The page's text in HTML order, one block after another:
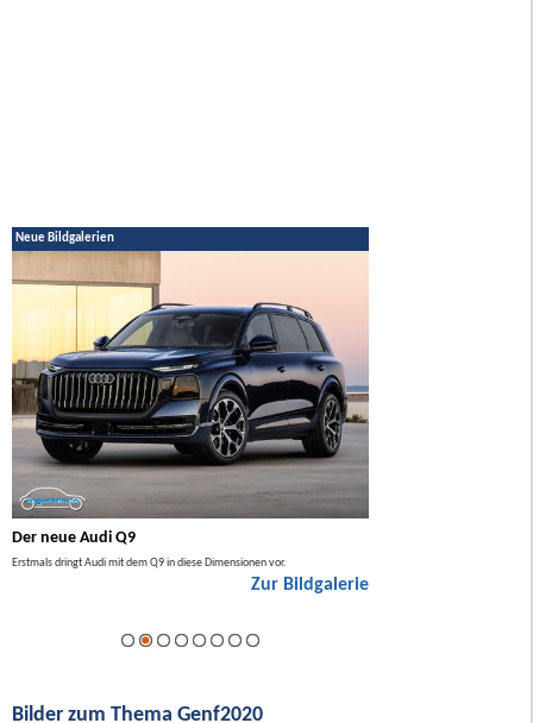
Neue Bildgalerien
Der neue Audi Q9
Erstmals dringt Audi mit dem Q9 in diese Dimensionen vor.
Zur Bildgalerie
Bilder zum Thema Genf2020